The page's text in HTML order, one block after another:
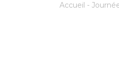
Accueil -